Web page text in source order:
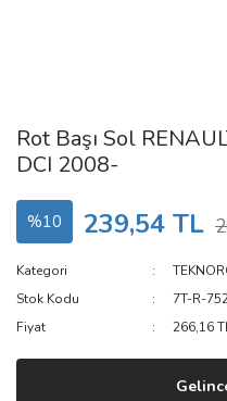
Rot Başı Sol
DCI 2008-
%10 239,54 TL
Kategori
Stok Kodu
7T-R-
Fiyat
266,16